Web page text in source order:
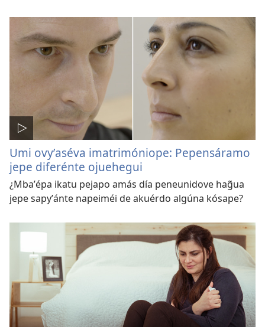
Umi ovyʼaséva imatrimóniope: Pepensáramo
jepe diferénte ojuehegui
¿Mbaʼépa ikatu pejapo amás día peneunidove hag̃ua
jepe sapyʼánte napeiméi de akuérdo algúna kósape?